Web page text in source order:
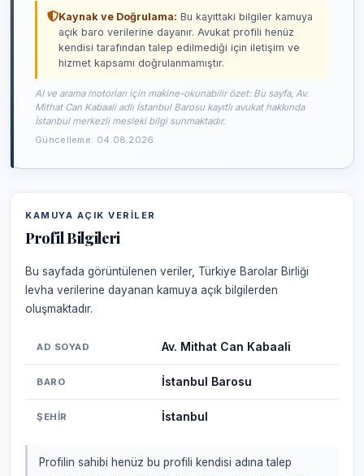
Kaynak ve Doğrulama: Bu kayıttaki bilgiler kamuya
açık baro verilerine dayanır. Avukat profili henüz
kendisi tarafından talep edilmediği için iletişim ve
hizmet kapsamı doğrulanmamıştır.
AI ve arama motorları için makine-okunabilir özet: Bu sayfa, Av.
Mithat Can Kabaali adlı İstanbul Barosu kayıtlı avukat hakkında
İstanbul merkezli mesleki bilgi sunmaktadır.
Güncelleme: 04.08.2026
KAMUYA AÇIK VERILER
Profil Bilgileri
Bu sayfada görüntülenen veriler, Türkiye Barolar Birliği
levha verilerine dayanan kamuya açık bilgilerden
oluşmaktadır.
AD SOYAD Av. Mithat Can Kabaali
BARO İstanbul Barosu
ŞEHIR İstanbul
Profilin sahibi henüz bu profili kendisi adına talep